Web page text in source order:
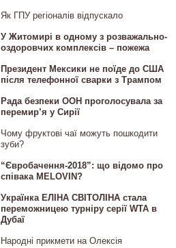
Як ГПУ регіоналів відпускало
У Житомирі в одному з розважально-
оздоровчих комплексів – пожежа
Президент Мексики не поїде до США
після телефонної сварки з Трампом
Рада безпеки ООН проголосувала за
перемир’я у Сирії
Чому фруктові чаї можуть пошкодити
зуби?
“Євробачення-2018”: що відомо про
співака MELOVIN?
Українка ЕЛІНА СВІТОЛІНА стала
переможницею турніру серії WTA в
Дубаї
Народні прикмети на Олексія